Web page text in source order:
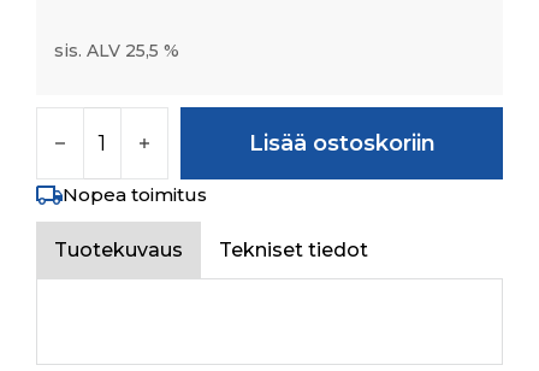
sis. ALV 25,5 %
Lisää ostoskoriin
Nopea toimitus
Tuotekuvaus Tekniset tiedot